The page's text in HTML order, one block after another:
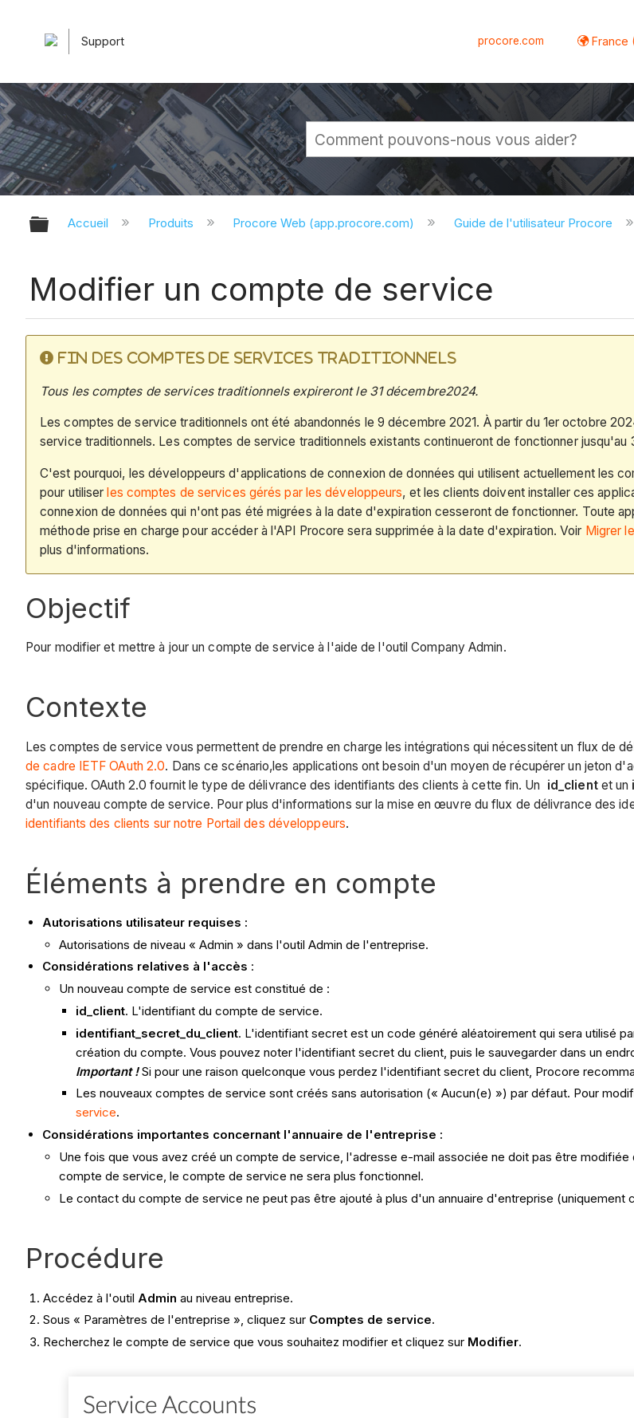
Support procore.com France
Développer/réduire la hiérarchie globale
Accueil Produits Procore Web (app.procore.com) Guide de l'utilisateur Procore
Modifier un compte de service
FIN DES COMPTES DE SERVICES TRADITIONNELS
Tous les comptes de services traditionnels expireront le 31 décembre2024.
Les comptes de service traditionnels ont été abandonnés le 9 décembre 2021. À partir du 1er octobre
service traditionnels. Les comptes de service traditionnels existants continueront de fonctionner jusqu'au
C'est pourquoi, les développeurs d'applications de connexion de données qui utilisent actuellement les
pour utiliserles comptes de services gérés par les développeurs, et les clients doivent installer ces
connexion de données qui n'ont pas été migrées à la date d'expiration cesseront de fonctionner. Toute
méthode prise en charge pour accéder à l'API Procore sera supprimée à la date d'expiration. Voir Migrer
plus d'informations.
Objectif
Pour modifier et mettre à jour un compte de service à l'aide de l'outil Company Admin.
Contexte
Les comptes de service vous permettent de prendre en charge les intégrations qui nécessitent un flux de
de cadre IETF OAuth 2.0. Dans ce scénario,les applications ont besoin d'un moyen de récupérer un jeton
spécifique. OAuth 2.0 fournit le type de délivrance des identifiants des clients à cette fin. Un id_clientet un
d'un nouveau compte de service. Pour plus d'informations sur la mise en œuvre du flux de délivrance des
identifiants des clients sur notre Portail des développeurs.
Éléments à prendre en compte
Autorisations utilisateur requises :
Autorisations de niveau « Admin » dans l'outil Admin de l'entreprise.
Considérations relatives à l'accès :
Un nouveau compte de service est constitué de :
id_client. L'identifiant du compte de service.
identifiant_secret_du_client. L'identifiant secret est un code généré aléatoirement qui sera utilisé
création du compte. Vous pouvez noter l'identifiant secret du client, puis le sauvegarder dans un
Important !Si pour une raison quelconque vous perdez l'identifiant secret du client, Procore
Les nouveaux comptes de service sont créés sans autorisation (« Aucun(e) ») par défaut. Pour
service.
Considérations importantes concernant l'annuaire de l'entreprise :
Une fois que vous avez créé un compte de service, l'adresse e-mail associée ne doit pas être
compte de service, le compte de service ne sera plus fonctionnel.
Le contact du compte de service ne peut pas être ajouté à plus d'un annuaire d'entreprise (uniquement
Procédure
Accédez à l'outil Admin au niveau entreprise.
Sous « Paramètres de l'entreprise », cliquez sur Comptes de service.
Recherchez le compte de service que vous souhaitez modifier et cliquez sur Modifier.